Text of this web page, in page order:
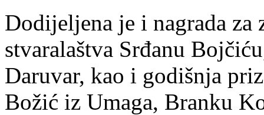
Dodijeljena je i nagrada za
stvaralaštva Srđanu
Daruvar, kao i godišnja
Božić iz Umaga, Branku